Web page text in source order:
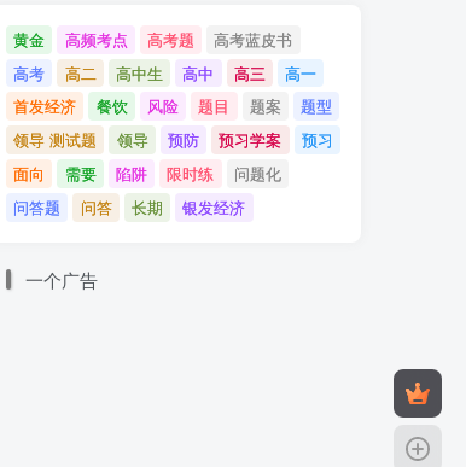
黄金 高频考点 高考题
高考蓝皮书
高考
高二 高中生 高中 高三
高一
首发经济
餐饮 风险 题目 题案
题型
领导 测试题
领导 预防 预习学案
预习
面向
需要 陷阱 限时练
问题化
问答题
问答 长期 银发经济
一个广告